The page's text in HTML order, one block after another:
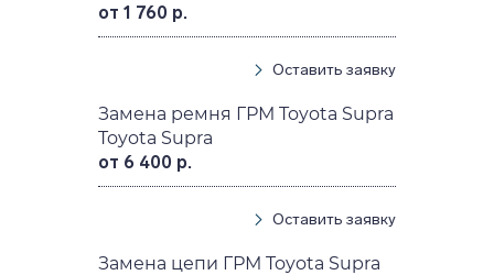
от 1 760 р.
Оставить заявку
Замена ремня ГРМ Toyota Supra
Toyota Supra
от 6 400 р.
Оставить заявку
Замена цепи ГРМ Toyota Supra